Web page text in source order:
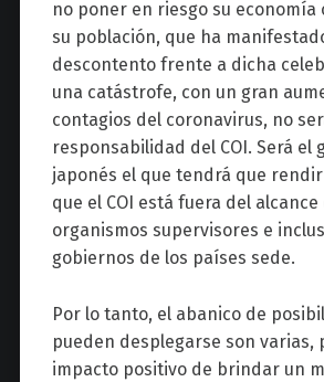
no poner en riesgo su economía
su población, que ha
descontento frente a dicha
una catástrofe, con un gran
contagios del coronavirus, no
responsabilidad del COI. Será el
japonés el que tendrá que
que el COI está fuera del alcance
organismos supervisores e
gobiernos de los países sede.
Por lo tanto, el abanico de
pueden desplegarse son varias,
impacto positivo de brindar un